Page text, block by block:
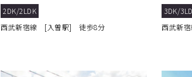
2DK/2LDK
西武新宿線 [入曽駅] 徒歩8分
3DK/
西武新